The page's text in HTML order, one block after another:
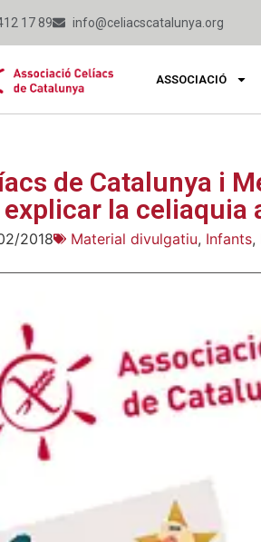
17 89 info@celiacscatalunya.org
ASSOCIACIÓ
de Catalunya i
explicar la celiaquia
2018 Material divulgatiu, Infants,